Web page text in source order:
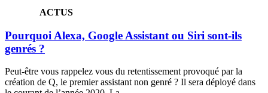
ACTUS
Pourquoi Alexa, Google Assistant ou Siri sont-ils
genrés ?
Peut-être vous rappelez vous du retentissement provoqué par la
création de Q, le premier assistant non genré ? Il sera déployé dans